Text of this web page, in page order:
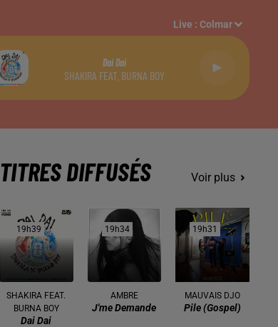
Live :Colmar
Dai Dai
SHAKIRA FEAT. BURNA BOY
TITRES DIFFUSÉS Voir plus
19h39
19h39
SHAKIRA FEAT.
BURNA BOY
Dai Dai
19h34
19h34
AMBRE
J'me Demande
19h31
19h31
MAUVAIS DJO
Pile (gospel)